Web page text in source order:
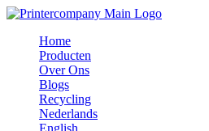
Ga
inhoud
Home
Producten
Over Ons
Blogs
Recycling
Nederlands
English